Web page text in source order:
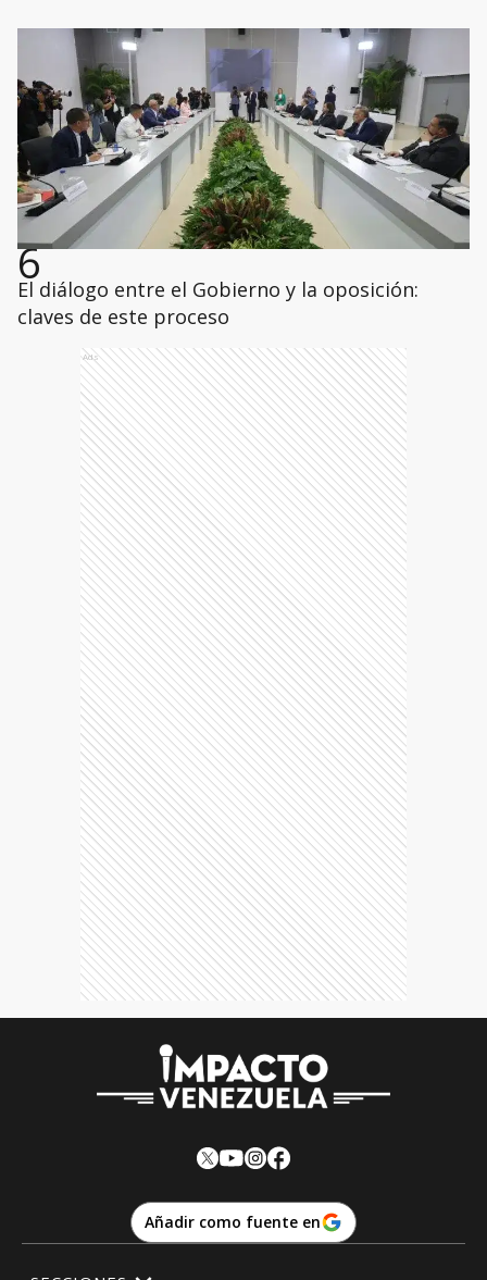
6
El diálogo entre el Gobierno y la oposición:
claves de este proceso
Ads
Añadir como fuente en